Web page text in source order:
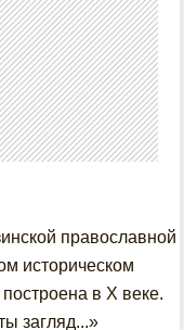
православной
историческом
в X веке.
загляд...»